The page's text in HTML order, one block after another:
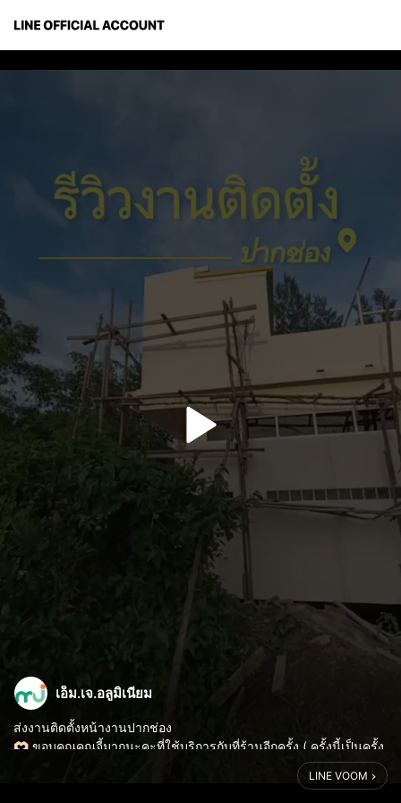
เอ็ม.เจ.อลูมิเนียม
ส่งงานติดตั้งหน้างานปากช่อง
🫶🏻 ขอบคุณคุณจี้มากนะคะที่ใช้บริการกับที่ร้านอีกครั้ง ( ครั้งนี้เป็นครั้ง
ที่ 2 แล้วนะคะ ครั้งแรกรีโนเวทหน้าต่างประตูบ้านที่ลาดพร้าวจากไม้
LINE VOOM